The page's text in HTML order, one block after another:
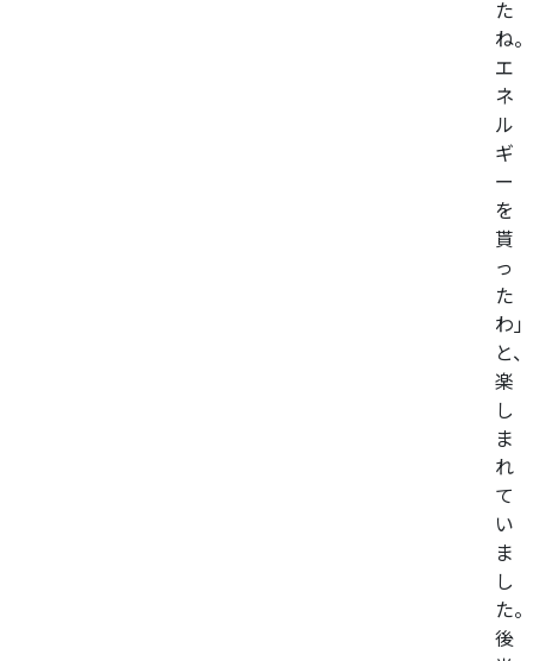
た
ね。
エ
ネ
ル
ギ
ー
を
貰
っ
た
わ」
と、
楽
し
ま
れ
て
い
ま
し
た。
後